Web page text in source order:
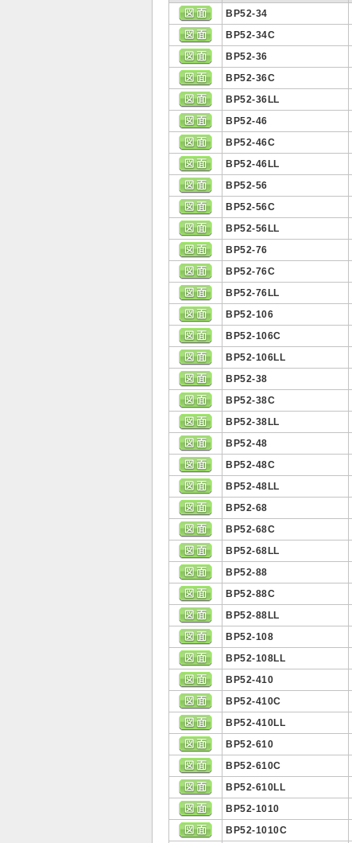
BP52-34
BP52-34C
BP52-36
BP52-36C
BP52-36LL
BP52-46
BP52-46C
BP52-46LL
BP52-56
BP52-56C
BP52-56LL
BP52-76
BP52-76C
BP52-76LL
BP52-106
BP52-106C
BP52-106LL
BP52-38
BP52-38C
BP52-38LL
BP52-48
BP52-48C
BP52-48LL
BP52-68
BP52-68C
BP52-68LL
BP52-88
BP52-88C
BP52-88LL
BP52-108
BP52-108LL
BP52-410
BP52-410C
BP52-410LL
BP52-610
BP52-610C
BP52-610LL
BP52-1010
BP52-1010C